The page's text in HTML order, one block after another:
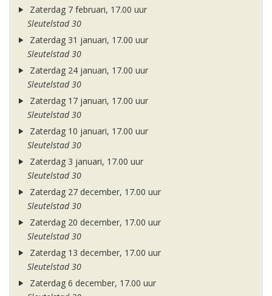
Zaterdag 7 februari, 17.00 uur
Sleutelstad 30
Zaterdag 31 januari, 17.00 uur
Sleutelstad 30
Zaterdag 24 januari, 17.00 uur
Sleutelstad 30
Zaterdag 17 januari, 17.00 uur
Sleutelstad 30
Zaterdag 10 januari, 17.00 uur
Sleutelstad 30
Zaterdag 3 januari, 17.00 uur
Sleutelstad 30
Zaterdag 27 december, 17.00 uur
Sleutelstad 30
Zaterdag 20 december, 17.00 uur
Sleutelstad 30
Zaterdag 13 december, 17.00 uur
Sleutelstad 30
Zaterdag 6 december, 17.00 uur